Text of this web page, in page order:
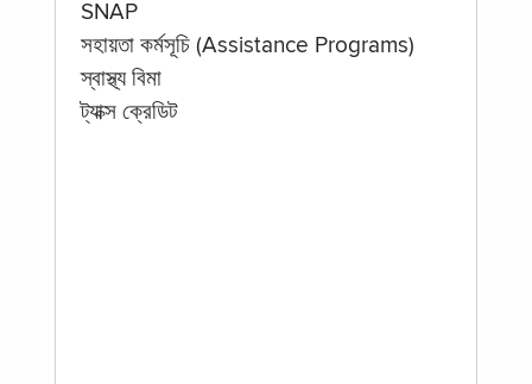
SNAP
সহায়তা কর্মসূচি (Assistance Programs)
স্বাস্থ্য বিমা
ট্যাক্স ক্রেডিট